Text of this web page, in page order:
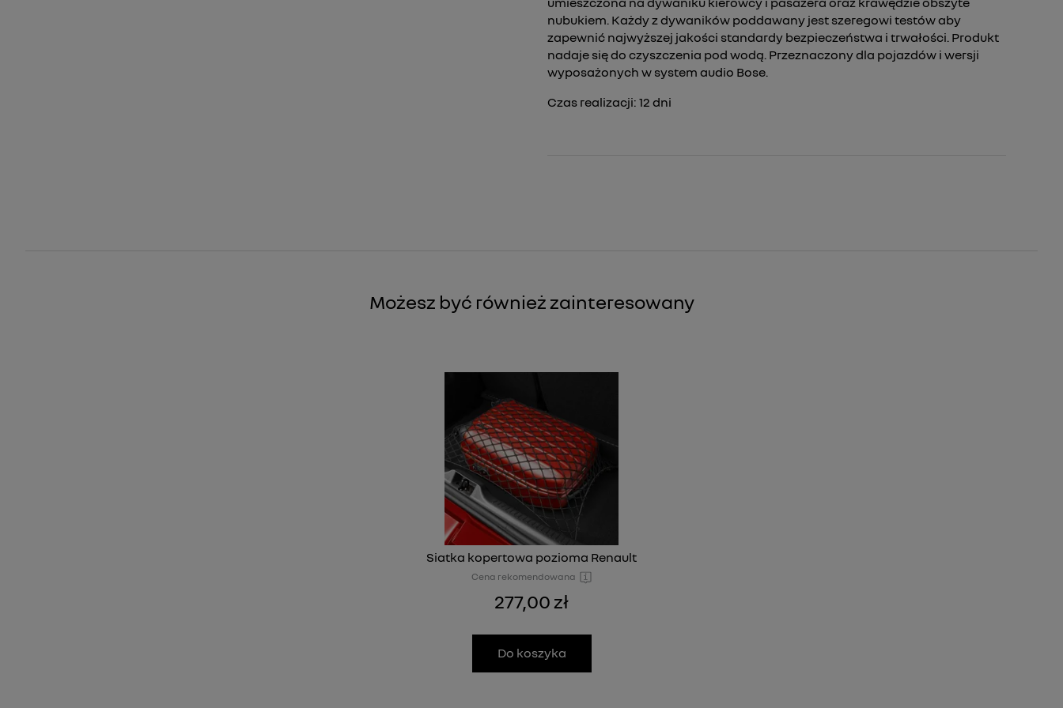
nubukiem. Każdy z dywaników poddawany jest szeregowi testów aby
zapewnić najwyższej jakości standardy bezpieczeństwa i trwałości. Produkt
nadaje się do czyszczenia pod wodą. Przeznaczony dla pojazdów i wersji
wyposażonych w system audio Bose.
Czas realizacji: 12 dni
Możesz być również zainteresowany
Siatka kopertowa pozioma Renault
Cena rekomendowana
277,00 zł
Do koszyka